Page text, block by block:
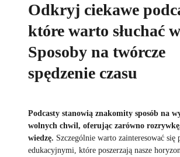
Odkryj ciekawe
które warto słuchać
Sposoby na twórcze
spędzenie czasu
Podcasty stanowią znakomity sposób na
wolnych chwil, oferując zarówno
wiedzę. Szczególnie warto zainteresować się
edukacyjnymi, które poszerzają nasze